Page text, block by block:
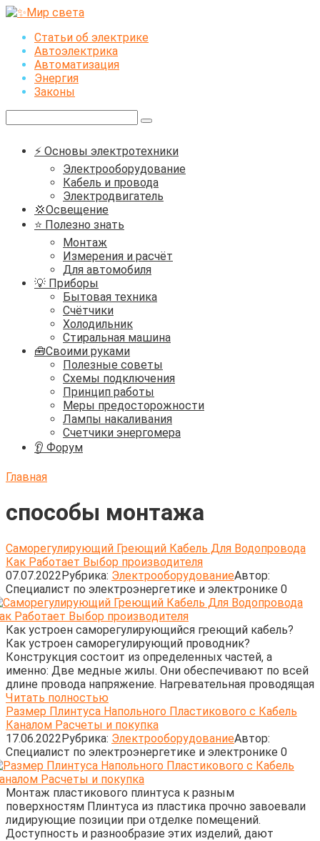
Перейти
контентуСтатьи об электрике
Автоэлектрика
Автоматизация
Энергия
Законы
⚡ Основы электротехники
Электрооборудование
Кабель и провода
Электродвигатель
💢Освещение
⭐ Полезно знать
Монтаж
Измерения и расчёт
Для автомобиля
💡 Приборы
Бытовая техника
Счётчики
Холодильник
Стиральная машина
🧰Своими руками
Полезные советы
Схемы подключения
Принцип работы
Меры предосторожности
Лампы накаливания
Счетчики энергомера
👂 Форум
Главная
способы монтажа
Саморегулирующий Греющий Кабель Для Водопровода
Как Работает Выбор производителя
07.07.2022Рубрика: ЭлектрооборудованиеАвтор:
Cпециалист по электроэнергетике и электронике 0
Как устроен саморегулирующийся греющий кабель?
Как устроен саморегулирующий проводник?
Конструкция состоит из определенных частей, а
именно: Две медные жилы. Они обеспечивают по всей
длине провода напряжение. Нагревательная проводящая
Читать полностью
Размер Плинтуса Напольного Пластикового с Кабель
Каналом Расчеты и покупка
17.06.2022Рубрика: ЭлектрооборудованиеАвтор:
Cпециалист по электроэнергетике и электронике 0
Монтаж пластикового плинтуса к разным
поверхностям Плинтуса из пластика прочно завоевали
лидирующие позиции при отделке помещений.
Доступность и разнообразие этих изделий, дают